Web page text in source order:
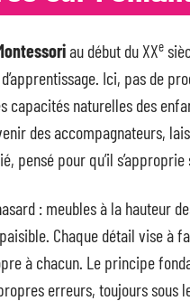
au début du XXe
Ici, pas de
capacités naturelles des
des accompagnateurs,
pensé pour qu’il
: meubles à la hauteur
Chaque détail vise à
à chacun. Le principe
erreurs, toujours sous